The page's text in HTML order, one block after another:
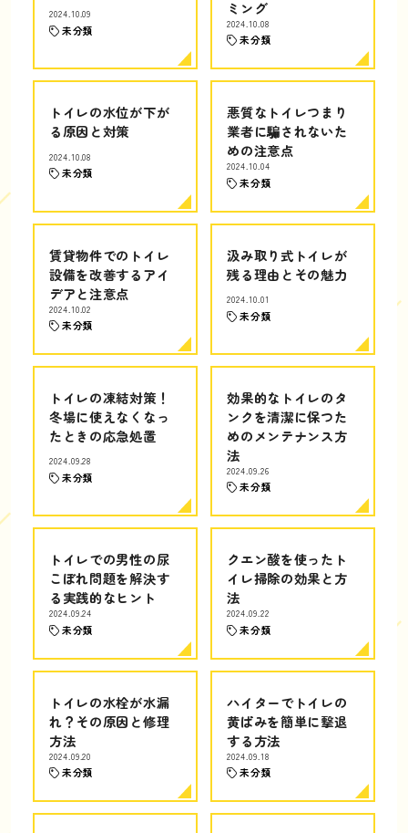
2024.10.09
未分類
ミング
2024.10.08
未分類
トイレの水位が下が
る原因と対策
2024.10.08
未分類
悪質なトイレつまり
業者に騙されないた
めの注意点
2024.10.04
未分類
賃貸物件でのトイレ
設備を改善するアイ
デアと注意点
2024.10.02
未分類
汲み取り式トイレが
残る理由とその魅力
2024.10.01
未分類
トイレの凍結対策！
冬場に使えなくなっ
たときの応急処置
2024.09.28
未分類
効果的なトイレのタ
ンクを清潔に保つた
めのメンテナンス方
法
2024.09.26
未分類
トイレでの男性の尿
こぼれ問題を解決す
る実践的なヒント
2024.09.24
未分類
クエン酸を使ったト
イレ掃除の効果と方
法
2024.09.22
未分類
トイレの水栓が水漏
れ？その原因と修理
方法
2024.09.20
未分類
ハイターでトイレの
黄ばみを簡単に撃退
する方法
2024.09.18
未分類